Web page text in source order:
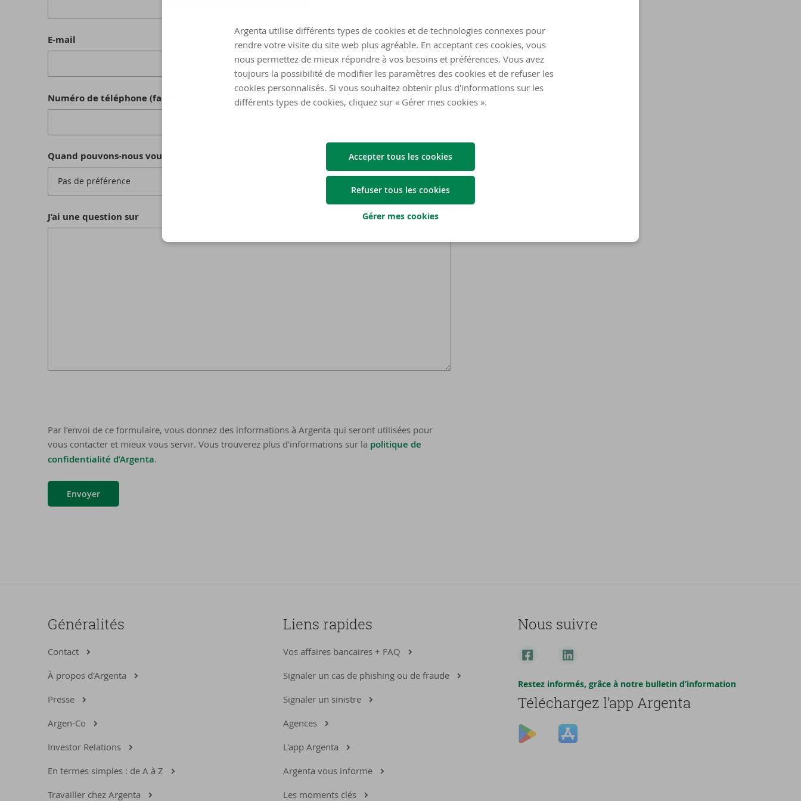
Argenta utilise différents types de cookies et de technologies connexes pour
rendre votre visite du site web plus agréable. En acceptant ces cookies, vous
nous permettez de mieux répondre à vos besoins et préférences. Vous avez
toujours la possibilité de modifier les paramètres des cookies et de refuser les
cookies personnalisés. Si vous souhaitez obtenir plus d'informations sur les
différents types de cookies, cliquez sur « Gérer mes cookies ».
Accepter tous les cookies
Refuser tous les cookies
Gérer mes cookies
E-mail
Numéro de téléphone (facultatif)
Quand pouvons-nous vous contacter ?
Pas de préférence
J’ai une question sur
Par l’envoi de ce formulaire, vous donnez des informations à Argenta qui seront utilisées pour
vous contacter et mieux vous servir. Vous trouverez plus d’informations sur la politique de
confidentialité d’Argenta.
Envoyer
Généralités
Contact
À propos d'Argenta
Presse
Argen-Co
Investor Relations
En termes simples : de A à Z
Travailler chez Argenta
Liens rapides
Vos affaires bancaires + FAQ
Signaler un cas de phishing ou de fraude
Signaler un sinistre
Agences
L'app Argenta
Argenta vous informe
Les moments clés
Nous suivre
Restez informés, grâce à notre bulletin d’information
Téléchargez l’app Argenta